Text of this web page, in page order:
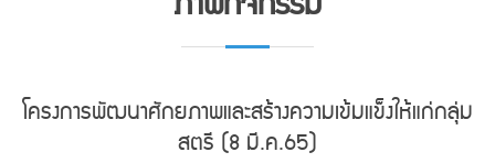
โครงการพัฒนาศักยภาพและสร้างความเข้มแข็งให้แก่กลุ่ม
สตรี (8 มี.ค.65)